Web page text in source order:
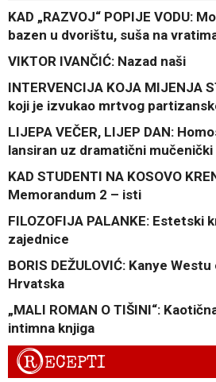
KAD „RAZVOJ“ POPIJE VODU:
bazen u dvorištu, suša na
VIKTOR IVANČIĆ: Nazad naši
INTERVENCIJA KOJA MIJENJA
koji je izvukao mrtvog
LIJEPA VEČER, LIJEP DAN:
lansiran uz dramatični
KAD STUDENTI NA KOSOVO
Memorandum 2 – isti
FILOZOFIJA PALANKE: Estetski
zajednice
BORIS DEŽULOVIĆ: Kanye
Hrvatska
„MALI ROMAN O TIŠINI“:
intimna knjiga
RECEPTI